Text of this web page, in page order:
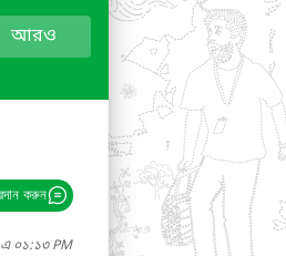
আরও
করুন
এ ০১:১৩ PM